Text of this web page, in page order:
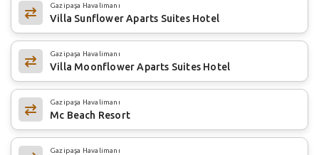
Gazipaşa Havalimanı
Villa Sunflower Aparts Suites Hotel
Gazipaşa Havalimanı
Villa Moonflower Aparts Suites Hotel
Gazipaşa Havalimanı
Mc Beach Resort
Gazipaşa Havalimanı